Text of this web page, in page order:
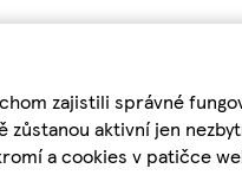
zajistili správné
aktivní jen
a cookies v patičce